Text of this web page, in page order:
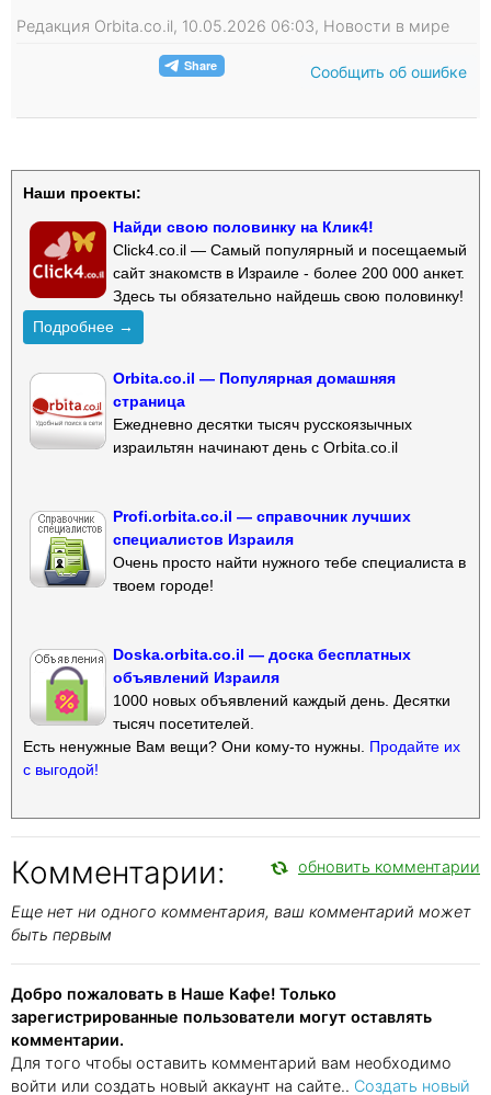
Редакция Orbita.co.il, 10.05.2026 06:03, Новости в мире
Сообщить об ошибке
Наши проекты:
Найди свою половинку на Клик4!
Click4.co.il — Самый популярный и посещаемый
сайт знакомств в Израиле - более 200 000 анкет.
Здесь ты обязательно найдешь свою половинку!
Подробнее →
Orbita.co.il — Популярная домашняя
страница
Ежедневно десятки тысяч русскоязычных
израильтян начинают день с Orbita.co.il
Profi.orbita.co.il — справочник лучших
специалистов Израиля
Очень просто найти нужного тебе специалиста в
твоем городе!
Doska.orbita.co.il — доска бесплатных
объявлений Израиля
1000 новых объявлений каждый день. Десятки
тысяч посетителей.
Есть ненужные Вам вещи? Они кому-то нужны. Продайте их
с выгодой!
Комментарии: обновить комментарии
Еще нет ни одного комментария, ваш комментарий может
быть первым
Добро пожаловать в Наше Кафе! Только
зарегистрированные пользователи могут оставлять
комментарии.
Для того чтобы оставить комментарий вам необходимо
войти или создать новый аккаунт на сайте.. Создать новый